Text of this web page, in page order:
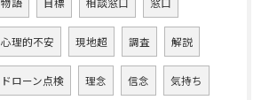
心理的不安 現地超 調査 解説
ドローン点検 理念 信念 気持ち